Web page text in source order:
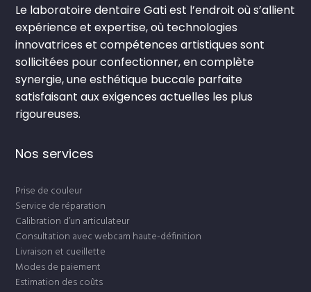
Le laboratoire dentaire Gati est l’endroit où s’allient
expérience et expertise, où technologies
innovatrices et compétences artistiques sont
sollicitées pour confectionner, en complète
synergie, une esthétique buccale parfaite
satisfaisant aux exigences actuelles les plus
rigoureuses.
Nos services
Prise de couleur
Service de réparation
Calibration d’un articulateur
Consultation avec webcam haute-définition
Livraison et cueillette
Modes de paiement
Estimation des coûts